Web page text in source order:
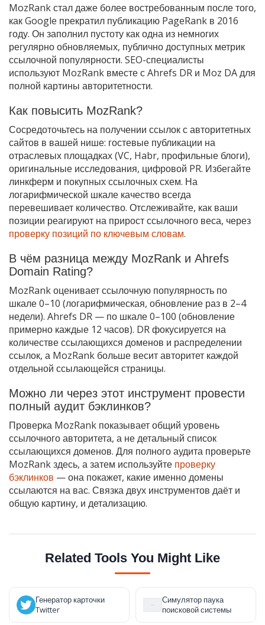
MozRank стал даже более востребованным после того,
как Google прекратил публикацию PageRank в 2016
году. Он заполнил пустоту как одна из немногих
регулярно обновляемых, публично доступных метрик
ссылочной популярности. SEO-специалисты
используют MozRank вместе с Ahrefs DR и Moz DA для
полной картины авторитетности.
Как повысить MozRank?
Сосредоточьтесь на получении ссылок с авторитетных
сайтов в вашей нише: гостевые публикации на
отраслевых площадках (VC, Habr, профильные блоги),
оригинальные исследования, цифровой PR. Избегайте
линкферм и покупных ссылочных схем. На
логарифмической шкале качество всегда
перевешивает количество. Отслеживайте, как ваши
позиции реагируют на прирост ссылочного веса, через
проверку позиций по ключевым словам.
В чём разница между MozRank и Ahrefs
Domain Rating?
MozRank оценивает ссылочную популярность по
шкале 0–10 (логарифмическая, обновление раз в 2–4
недели). Ahrefs DR — по шкале 0–100 (обновление
примерно каждые 12 часов). DR фокусируется на
количестве ссылающихся доменов и распределении
ссылок, а MozRank больше весит авторитет каждой
отдельной ссылающейся страницы.
Можно ли через этот инструмент провести
полный аудит бэклинков?
Проверка MozRank показывает общий уровень
ссылочного авторитета, а не детальный список
ссылающихся доменов. Для полного аудита проверьте
MozRank здесь, а затем используйте проверку
бэклинков — она покажет, какие именно домены
ссылаются на вас. Связка двух инструментов даёт и
общую картину, и детализацию.
Related Tools You Might Like
Генератор карточки
Twitter
Симулятор паука
поисковой системы